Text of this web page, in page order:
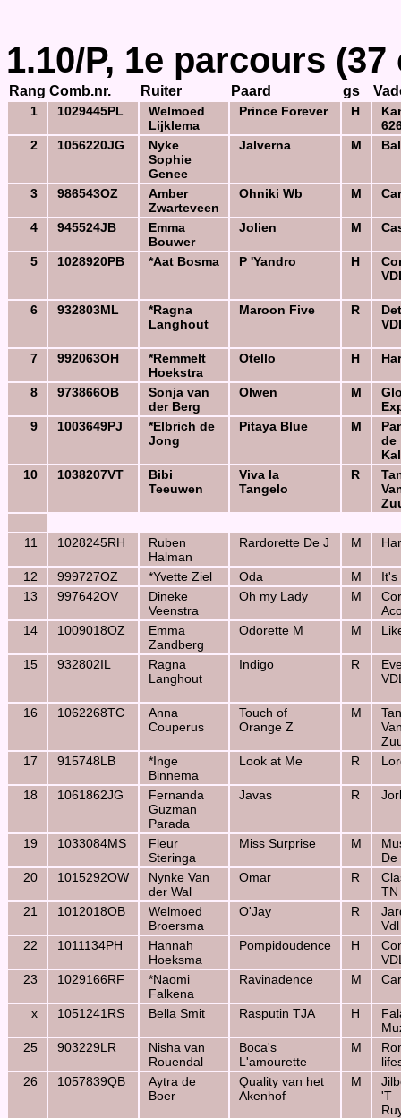
1.10/P, 1e parcours
Rang Comb.nr. Ruiter Paard gs
1 1029445PL
Welmoed
Lijklema
Prince Forever H
2
1056220JG
Nyke
Sophie
Genee
Jalverna M
3 986543OZ
Amber
Zwarteveen
Ohniki Wb M
4 945524JB
Emma
Bouwer
Jolien M
5 1028920PB *Aat Bosma P 'Yandro H
6 932803ML
*Ragna
Langhout
Maroon Five R
7 992063OH
*Remmelt
Hoekstra
Otello H
8 973866OB
Sonja van
der Berg
Olwen M
9
1003649PJ
*Elbrich de
Jong
Pitaya Blue M
de
10
1038207VT
Bibi
Teeuwen
Viva la
Tangelo
R
11 1028245RH
Ruben
Halman
Rardorette De J M
12 999727OZ *Yvette Ziel Oda M
It's
13
997642OV
Dineke
Veenstra
Oh my Lady M
14
1009018OZ
Emma
Zandberg
Odorette M M
15 932802IL
Ragna
Langhout
Indigo R
16 1062268TC
Anna
Couperus
Touch of
Orange Z
M
17
915748LB
*Inge
Binnema
Look at Me R
18 1061862JG
Fernanda
Guzman
Parada
Javas R
19 1033084MS
Fleur
Steringa
Miss Surprise M
De
20
1015292OW
Nynke Van
der Wal
Omar R
TN
21
1012018OB
Welmoed
Broersma
O'Jay R
Vdl
22
1011134PH
Hannah
Hoeksma
Pompidoudence H
23
1029166RF
*Naomi
Falkena
Ravinadence M
x 1051241RS Bella Smit Rasputin TJA H
25
903229LR
Nisha van
Rouendal
Boca's
L'amourette
M
26
1057839QB
Aytra de
Boer
Quality van het
Akenhof
M
'T